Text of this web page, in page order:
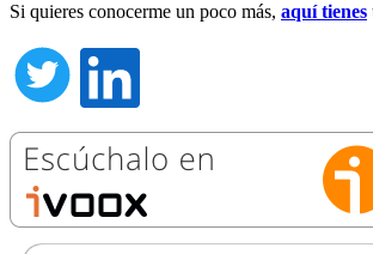
Si quieres conocerme un poco más, aquí tienes